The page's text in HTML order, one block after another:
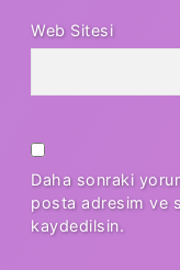
Web Sitesi
Daha sonraki
posta adresim ve
kaydedilsin.